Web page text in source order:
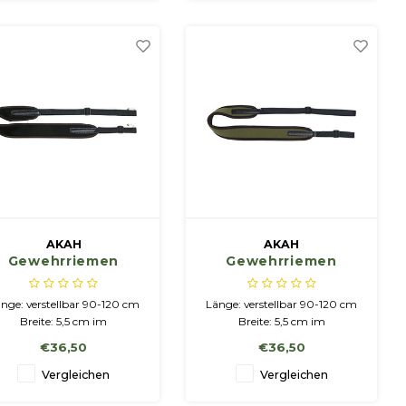
AKAH
Gewehrriemen
gepolstert aus
Neopren mit
verstellbar 90-120 cm
Breite: 5,5 cm im
Kautschukunterlage 6 mm
Neopren sowie formstabile
€36,50
Vergleichen
AKAH
Gewehrriemen
gepolstert aus
Neopren mit
Kautschukunterlage
Länge: verstellbar 90-120 cm
Breite: 5,5 cm im
Kautschukunterlage 6 mm
Neopren sowie formstabile
€36,50
Vergleichen